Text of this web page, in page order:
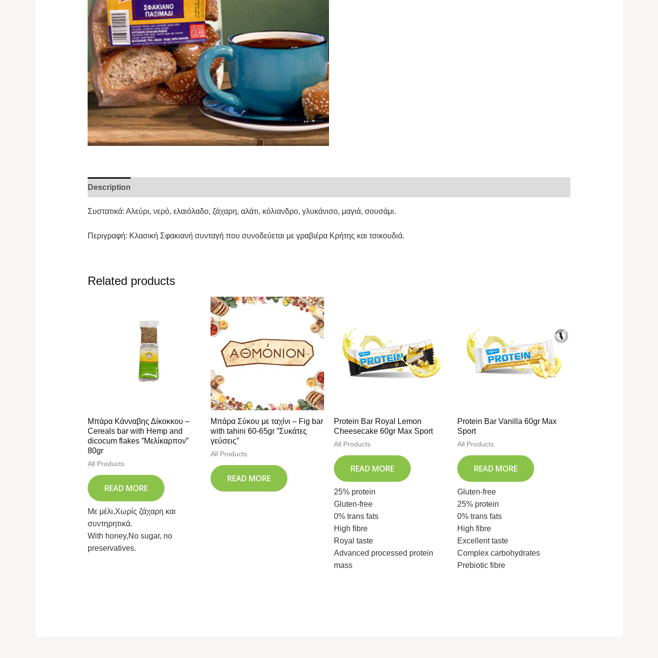
Description
Συστατικά: Αλεύρι, νερό, ελαιόλαδο, ζάχαρη, αλάτι, κόλιανδρο, γλυκάνισο, μαγιά, σουσάμι.
Περιγραφή: Κλασική Σφακιανή συνταγή που συνοδεύεται με γραβιέρα Κρήτης και τσικουδιά.
Related products
Μπάρα Κάνναβης Δίκοκκου –
Cereals bar with Hemp and
dicocum flakes ”Μελίκαρπον”
80gr
All Products
READ MORE
Με μέλι,Χωρίς ζάχαρη και
συντηρητικά.
With honey,No sugar, no
preservatives.
Μπάρα Σύκου με ταχίνι – Fig bar
with tahini 60-65gr ”Συκάτες
γεύσεις”
All Products
READ MORE
Protein Bar Royal Lemon
Cheesecake 60gr Max Sport
All Products
READ MORE
25% protein
Gluten-free
0% trans fats
High fibre
Royal taste
Advanced processed protein
mass
Protein Bar Vanilla 60gr Max
Sport
All Products
READ MORE
Gluten-free
25% protein
0% trans fats
High fibre
Excellent taste
Complex carbohydrates
Prebiotic fibre